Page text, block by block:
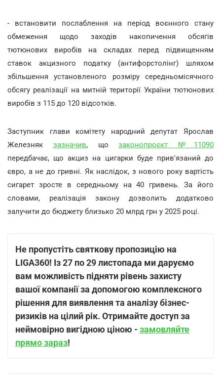
- встановити послаблення на період воєнного стану
обмеження щодо заходів накопичення обсягів
тютюнових виробів на складах перед підвищенням
ставок акцизного податку (антифорстолінг) шляхом
збільшення установленого розміру середньомісячного
обсягу реалізації на митній території України тютюнових
виробів з 115 до 120 відсотків.
Заступник глави комітету народний депутат Ярослав
Железняк зазначив, щозаконопроєкт №11090
передбачає, що акциз на цигарки буде прив'язаний до
євро, а не до гривні. Як наслідок, з нового року вартість
сигарет зросте в середньому на 40 гривень. За його
словами, реалізація закону дозволить додатково
залучити до бюджету близько 20 млрд грн у 2025 році.
Не пропустіть святкову пропозицію на
LIGA360! Із 27 по 29 листопада ми даруємо
вам можливість підняти рівень захисту
вашої компанії за допомогою комплексного
рішення для виявлення та аналізу бізнес-
ризиків на цілий рік. Отримайте доступ за
неймовірно вигідною ціною - замовляйте
прямо зараз!